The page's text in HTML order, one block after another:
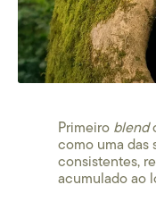
Primeiro blend
como uma das
consistentes,
acumulado ao